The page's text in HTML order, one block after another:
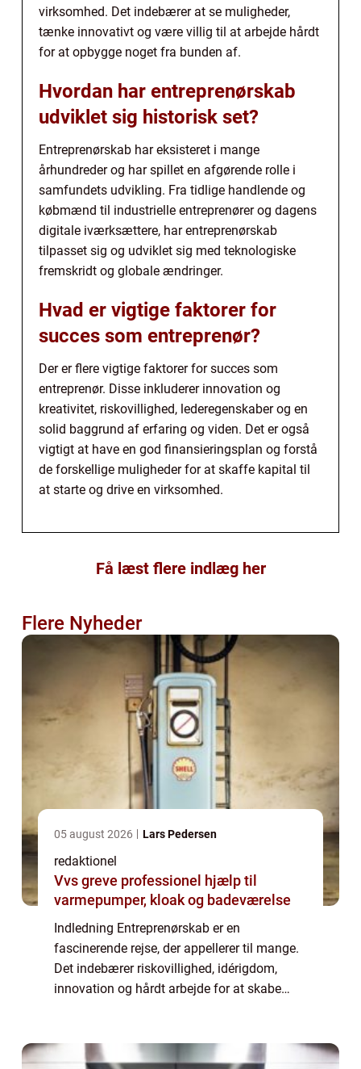
virksomhed. Det indebærer at se muligheder,
tænke innovativt og være villig til at arbejde hårdt
for at opbygge noget fra bunden af.
Hvordan har entreprenørskab
udviklet sig historisk set?
Entreprenørskab har eksisteret i mange
århundreder og har spillet en afgørende rolle i
samfundets udvikling. Fra tidlige handlende og
købmænd til industrielle entreprenører og dagens
digitale iværksættere, har entreprenørskab
tilpasset sig og udviklet sig med teknologiske
fremskridt og globale ændringer.
Hvad er vigtige faktorer for
succes som entreprenør?
Der er flere vigtige faktorer for succes som
entreprenør. Disse inkluderer innovation og
kreativitet, riskovillighed, lederegenskaber og en
solid baggrund af erfaring og viden. Det er også
vigtigt at have en god finansieringsplan og forstå
de forskellige muligheder for at skaffe kapital til
at starte og drive en virksomhed.
Få læst flere indlæg her
Flere Nyheder
05 august 2026 Lars Pedersen
redaktionel
Vvs greve professionel hjælp til
varmepumper, kloak og badeværelse
Indledning Entreprenørskab er en
fascinerende rejse, der appellerer til mange.
Det indebærer riskovillighed, idérigdom,
innovation og hårdt arbejde for at skabe